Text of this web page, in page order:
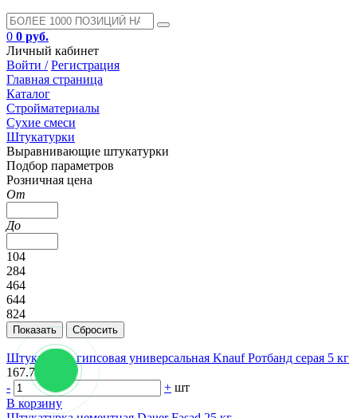
0 0 руб.
Личный кабинет
Войти / Регистрация
Главная страница
Каталог
Стройматериалы
Сухие смеси
Штукатурки
Выравнивающие штукатурки
Подбор параметров
Розничная цена
От
До
104
284
464
644
824
Штукатурка гипсовая универсальная Knauf Ротбанд серая 5 кг
167.76 руб.
-
+ шт
В корзину